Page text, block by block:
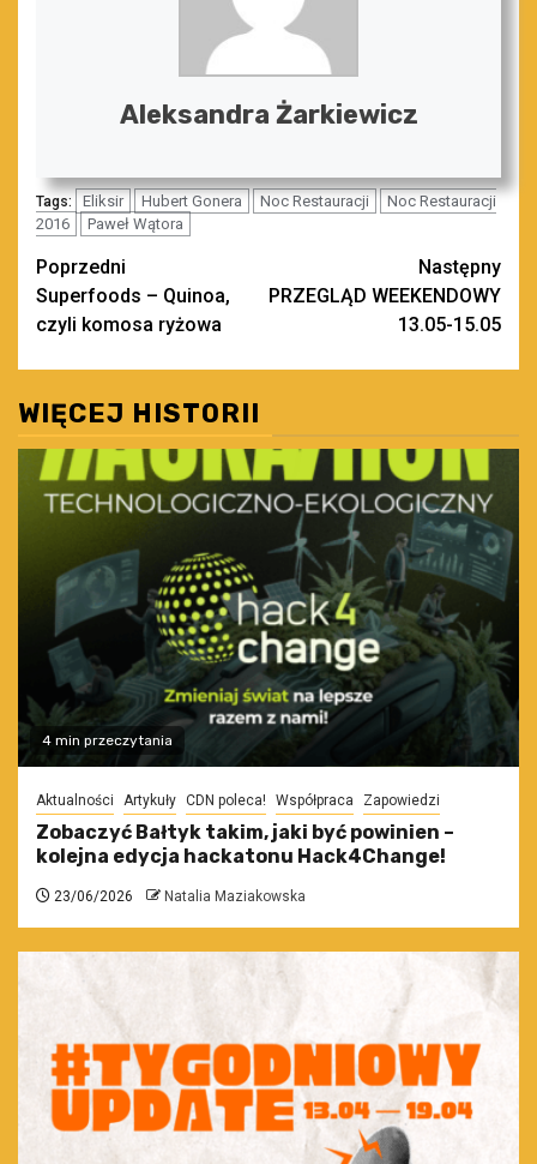
Aleksandra Żarkiewicz
Tags: Eliksir Hubert Gonera Noc Restauracji
Noc Restauracji
2016
Paweł Wątora
Zobacz
wpisy
Poprzedni
Superfoods – Quinoa,
czyli komosa ryżowa
Następny
PRZEGLĄD WEEKENDOWY
13.05-15.05
WIĘCEJ HISTORII
4 min przeczytania
Aktualności Artykuły CDN poleca! Współpraca Zapowiedzi
Zobaczyć Bałtyk takim, jaki być powinien –
kolejna edycja hackatonu Hack4Change!
23/06/2026 Natalia Maziakowska